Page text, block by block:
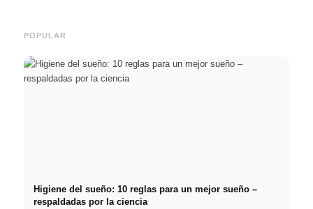
POPULAR
Higiene del sueño: 10 reglas para un mejor sueño –
respaldadas por la ciencia